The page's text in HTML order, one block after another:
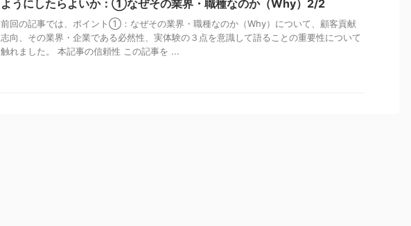
ようにしたらよいか：①なぜその業界・職種なのか（Why）2/2
前回の記事では、ポイント①：なぜその業界・職種なのか（Why）について、顧客貢献
志向、その業界・企業である必然性、実体験の３点を意識して語ることの重要性について
触れました。 本記事の信頼性 この記事を ...